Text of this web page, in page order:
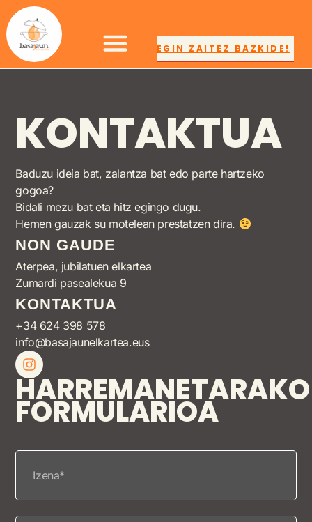
EGIN ZAITEZ BAZKIDE!
KONTAKTUA
Baduzu ideia bat, zalantza bat edo parte hartzeko
gogoa?
Bidali mezu bat eta hitz egingo dugu.
Hemen gauzak su motelean prestatzen dira.
NON GAUDE
Aterpea, jubilatuen elkartea
Zumardi pasealekua 9
KONTAKTUA
+34 624 398 578
info@basajaunelkartea.eus
HARREMANETARAKO
FORMULARIOA